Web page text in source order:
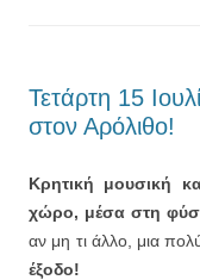
Τετάρτη 15
στον Αρόλιθο!
Κρητική μουσική
χώρο, μέσα στη
αν μη τι άλλο, μια
έξοδο!